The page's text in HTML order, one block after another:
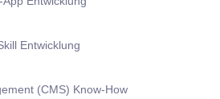
Entwicklung
(CMS) Know-How